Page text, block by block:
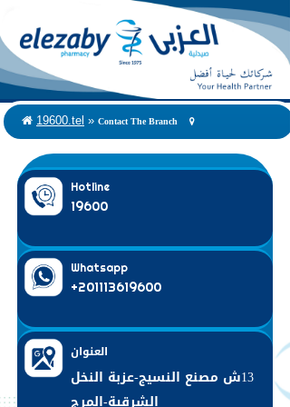
19600.tel » Contact The Branch
Hotline
19600
Whatsapp
+201113619600
العنوان
13ش مصنع النسيج-عزبة النخل
الشرقية-المرج